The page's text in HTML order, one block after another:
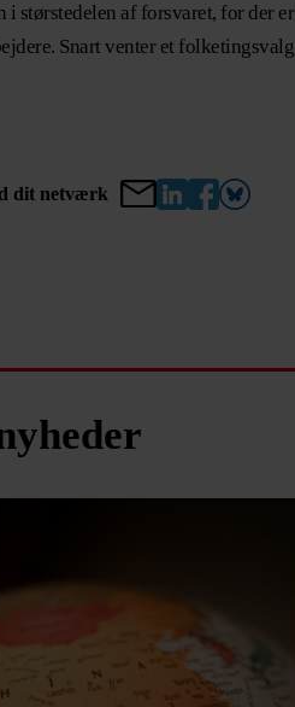
i størstedelen af forsvaret, for der
Snart venter et
dit netværk